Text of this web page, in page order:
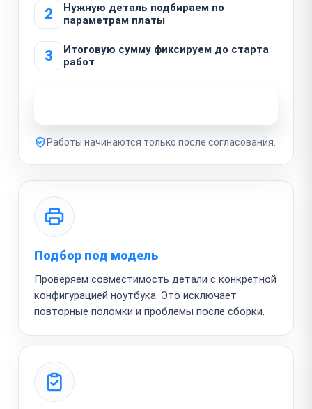
2
Нужную деталь подбираем по
параметрам платы
3
Итоговую сумму фиксируем до старта
работ
Работы начинаются только после согласования.
Подбор под модель
Проверяем совместимость детали с конкретной
конфигурацией ноутбука. Это исключает
повторные поломки и проблемы после сборки.